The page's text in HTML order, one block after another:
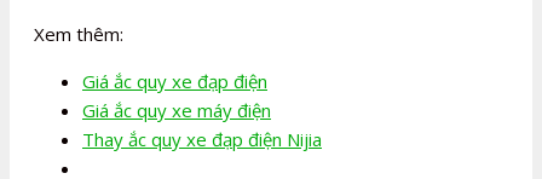
Xem thêm:
Giá ắc quy xe đạp điện
Giá ắc quy xe máy điện
Thay ắc quy xe đạp điện Nijia